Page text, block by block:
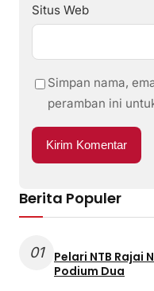
Situs Web
Simpan nama,
peramban ini
Berita Populer
01
Pelari NTB Rajai
Podium Dua